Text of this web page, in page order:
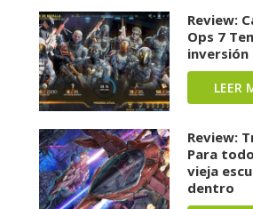
Review:
Ops 7
LEER
Review:
Para
vieja
dentro